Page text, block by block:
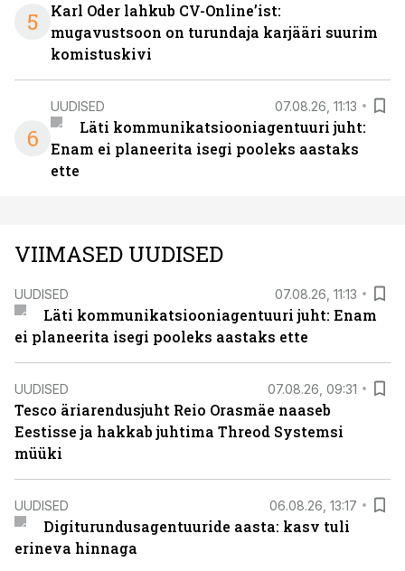
5
Karl Oder lahkub CV-Online’ist:
mugavustsoon on turundaja karjääri suurim
komistuskivi
6
UUDISED 07.08.26, 11:13
Läti kommunikatsiooniagentuuri juht:
Enam ei planeerita isegi pooleks aastaks
ette
VIIMASED UUDISED
UUDISED 07.08.26, 11:13
Läti kommunikatsiooniagentuuri juht: Enam
ei planeerita isegi pooleks aastaks ette
UUDISED 07.08.26, 09:31
Tesco äriarendusjuht Reio Orasmäe naaseb
Eestisse ja hakkab juhtima Threod Systemsi
müüki
UUDISED 06.08.26, 13:17
Digiturundusagentuuride aasta: kasv tuli
erineva hinnaga